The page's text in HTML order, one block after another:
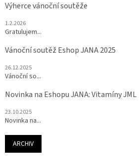
Výherce vánoční soutěže
1.2.2026
Gratulujem...
Vánoční soutěž Eshop JANA 2025
26.12.2025
Vánoční so...
Novinka na Eshopu JANA: Vitamíny JML
23.10.2025
Novinka na...
ARCHIV